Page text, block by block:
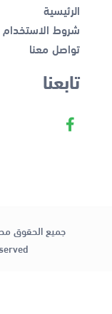
الرئيسية
شروط الاستخدام
تواصل معنا
تابعنا
جميع الحقوق